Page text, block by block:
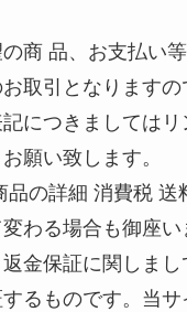
商 品、お支払い
取引となりますの
につきましては
願い致します。
品の詳細 消費税 送
わる場合も御座い
金保証に関しま
るものです。当